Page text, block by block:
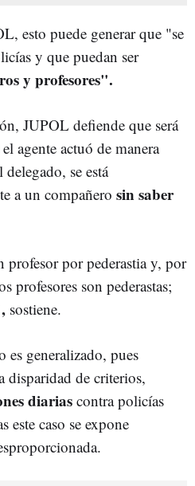
esto puede generar que "se
y que puedan ser
y profesores".
JUPOL defiende que será
agente actuó de manera
se está
a un compañero sin saber
profesor por pederastia y, por
profesores son pederastas;
sostiene.
es generalizado, pues
disparidad de criterios,
diarias contra policías
este caso se expone